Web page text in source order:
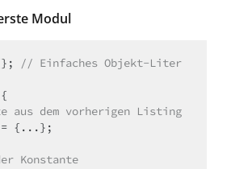
Modul
// Einfaches Objekt-Liter
aus dem vorherigen Listing
Konstante